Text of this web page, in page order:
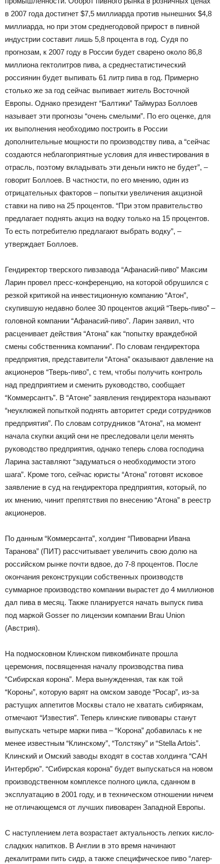
в 2007 года достигнет $7,5 миллиарда против нынешних $4,8
миллиарда, но при этом среднегодовой прирост в пивной
индустрии составит лишь 5,8 процента в год. Судя по
прогнозам, к 2007 году в России будет сварено около 86,8
миллиона гектолитров пива, а среднестатистический
россиянин будет выпивать 61 литр пива в год. Примерно
столько же за год сейчас выпивает житель Восточной
Европы. Однако президент “Балтики” Таймураз Боллоев
называет эти прогнозы “очень смелыми”. По его оценке, для
их выполнения необходимо построить в России
дополнительные мощности по производству пива, а “сейчас
создаются неблагоприятные условия для инвестирования в
отрасль, поэтому вкладывать эти деньги никто не будет”, –
говорит Боллоев. В частности, по его мнению, один из
отрицательных факторов – попытки увеличения акцизной
ставки на пиво на 25 процентов. “При этом правительство
предлагает поднять акциз на водку только на 15 процентов.
То есть потребителю предлагают выбрать водку”, –
утверждает Боллоев.
Гендиректор тверского пивзавода “Афанасий-пиво” Максим
Ларин провел пресс-конференцию, на которой обрушился с
резкой критикой на инвестиционную компанию “Атон”,
скупившую недавно более 30 процентов акций “Тверь-пиво” –
головной компании “Афанасий-пиво”. Ларин заявил, что
расценивает действия “Атона” как “попытку враждебной
смены собственника компании”. По словам гендиректора
предприятия, представители “Атона” оказывают давление на
акционеров “Тверь-пиво”, с тем, чтобы получить контроль
над предприятием и сменить руководство, сообщает
“Коммерсантъ”. В “Атоне” заявления гендиректора называют
“неуклюжей попыткой поднять авторитет среди сотрудников
предприятия”. По словам сотрудников “Атона”, на момент
начала скупки акций они не преследовали цели менять
руководство предприятия, однако теперь слова господина
Ларина заставляют “задуматься о необходимости этого
шага”. Кроме того, сейчас юристы “Атона” готовят исковое
заявление в суд на гендиректора предприятия, который, по
их мнению, чинит препятствия по внесению “Атона” в реестр
акционеров.
По данным “Коммерсанта”, холдинг “Пивоварни Ивана
Таранова” (ПИТ) рассчитывает увеличить свою долю на
российском рынке почти вдвое, до 7-8 процентов. После
окончания реконструкции собственных производств
суммарное производство компании вырастет до 4 миллионов
дал пива в месяц. Также планируется начать выпуск пива
под маркой Gosser по лицензии компании Brau Union
(Австрия).
На подмосковном Клинском пивкомбинате прошла
церемония, посвященная началу производства пива
“Сибирская корона”. Мера вынужденная, так как той
“Короны”, которую варят на омском заводе “Росар”, из-за
растущих аппетитов Москвы стало не хватать сибирякам,
отмечают “Известия”. Теперь клинские пивовары станут
выпускать четыре марки пива – “Корона” добавилась к не
менее известным “Клинскому”, “Толстяку” и “Stella Artois”.
Клинский и Омский заводы входят в состав холдинга “САН
Интербрю”. “Сибирская корона” будет выпускаться на новом
производственном комплексе полного цикла, сданном в
эксплуатацию в 2001 году, и в техническом отношении ничем
не отличающемся от лучших пивоварен Западной Европы.
С наступлением лета возрастает актуальность легких кисло-
сладких напитков. В Англии в это время начинают
декалитрами пить сидр, а также специфическое пиво “лагер-